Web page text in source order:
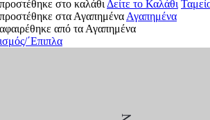
στο καλάθι Δείτε το Καλάθι
στα Αγαπημένα Αγαπημένα
από τα Αγαπημένα
΄Επιπλα